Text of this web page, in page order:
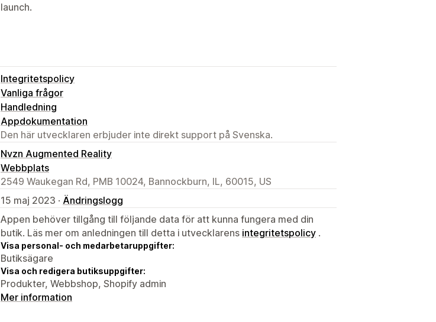
launch.
Integritetspolicy
Vanliga frågor
Handledning
Appdokumentation
Den här utvecklaren erbjuder inte direkt support på Svenska.
Nvzn Augmented Reality
Webbplats
2549 Waukegan Rd, PMB 10024, Bannockburn, IL, 60015, US
15 maj 2023 · Ändringslogg
Appen behöver tillgång till följande data för att kunna fungera med din
butik. Läs mer om anledningen till detta i utvecklarens integritetspolicy .
Visa personal- och medarbetaruppgifter:
Butiksägare
Visa och redigera butiksuppgifter:
Produkter, Webbshop, Shopify admin
Mer information